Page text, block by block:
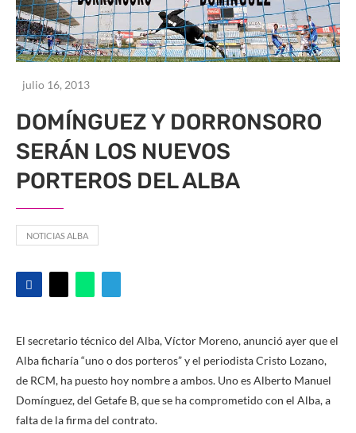
julio 16, 2013
DOMÍNGUEZ Y DORRONSORO
SERÁN LOS NUEVOS
PORTEROS DEL ALBA
NOTICIAS ALBA
El secretario técnico del Alba, Víctor Moreno, anunció ayer que el
Alba ficharía “uno o dos porteros” y el periodista Cristo Lozano,
de RCM, ha puesto hoy nombre a ambos. Uno es Alberto Manuel
Domínguez, del Getafe B, que se ha comprometido con el Alba, a
falta de la firma del contrato.